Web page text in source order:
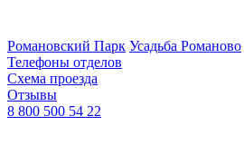
Романовский Парк Усадьба Романово
Телефоны отделов
Схема проезда
Отзывы
8 800 500 54 22